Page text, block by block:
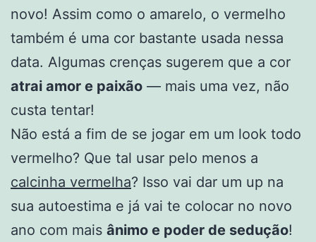
novo! Assim como o amarelo, o vermelho
também é uma cor bastante usada nessa
data. Algumas crenças sugerem que a cor
atrai amor e paixão — mais uma vez, não
custa tentar!
Não está a fim de se jogar em um look todo
vermelho? Que tal usar pelo menos a
calcinha vermelha? Isso vai dar um up na
sua autoestima e já vai te colocar no novo
ano com mais ânimo e poder de sedução!